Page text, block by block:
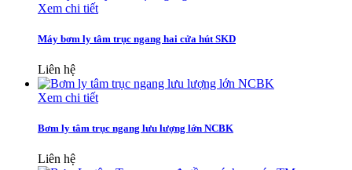
Xem chi tiết
Máy bơm ly tâm trục ngang hai cửa hút SKD
Liên hệ
Xem chi tiết
Bơm ly tâm trục ngang lưu lượng lớn NCBK
Liên hệ